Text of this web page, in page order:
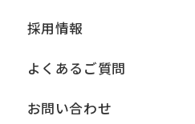
採用情報
よくあるご質問
お問い合わせ